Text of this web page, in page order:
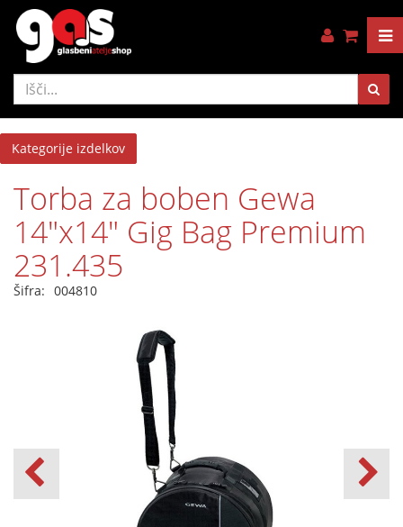
Kategorije izdelkov
Torba za boben Gewa
14"x14" Gig Bag Premium
231.435
Šifra: 004810